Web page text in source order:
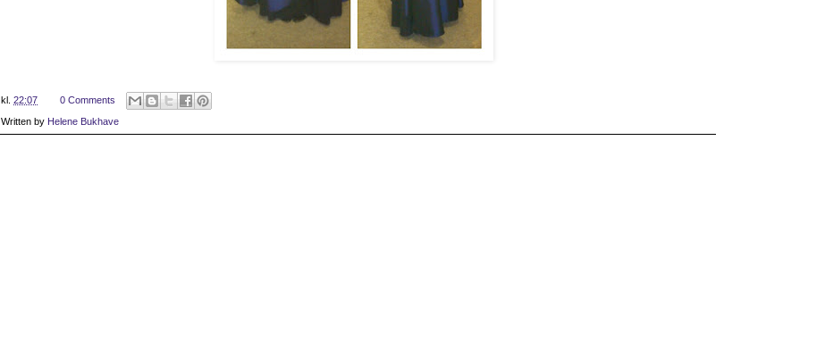
kl. 22:07 0 Comments
Written by Helene Bukhave